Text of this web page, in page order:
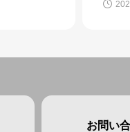
お問い